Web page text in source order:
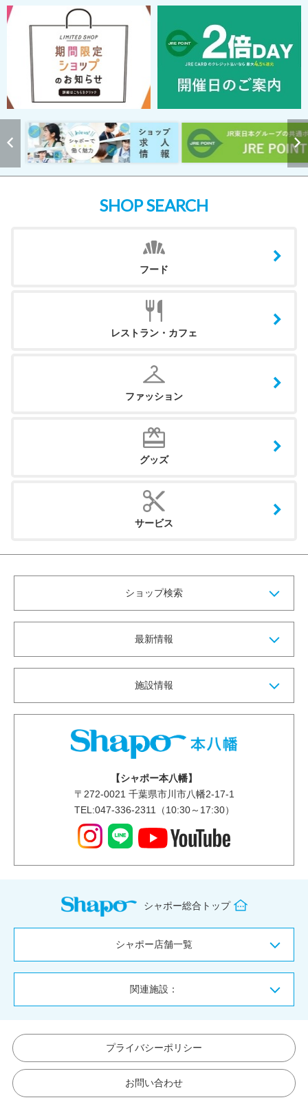
SHOP SEARCH
フード
レストラン・カフェ
ファッション
グッズ
サービス
ショップ検索
最新情報
施設情報
【シャポー本八幡】
〒 272-0021 千葉県市川市八幡2-17-1
TEL:047-336-2311（10:30～17:30）
シャポー総合トップ
シャポー店舗一覧
関連施設：
プライバシーポリシー
お問い合わせ